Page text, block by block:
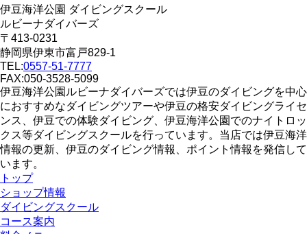
伊豆海洋公園 ダイビングスクール
ルビーナダイバーズ
〒413-0231
静岡県伊東市富戸829-1
TEL:0557-51-7777
FAX:050-3528-5099
伊豆海洋公園ルビーナダイバーズでは伊豆のダイビングを中心
におすすめなダイビングツアーや伊豆の格安ダイビングライセ
ンス、伊豆での体験ダイビング、伊豆海洋公園でのナイトロッ
クス等ダイビングスクールを行っています。当店では伊豆海洋
情報の更新、伊豆のダイビング情報、ポイント情報を発信して
います。
トップ
ショップ情報
ダイビングスクール
コース案内